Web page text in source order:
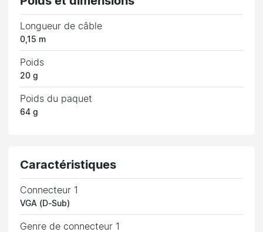
Longueur de câble
0,15 m
Poids
20 g
Poids du paquet
64 g
Caractéristiques
Connecteur 1
VGA (D-Sub)
Genre de connecteur 1